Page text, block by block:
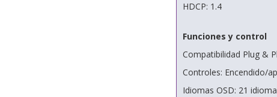
HDCP: 1.4
Funciones y control
Compatibilidad Plug &
Controles: Encendido/
Idiomas OSD: 21